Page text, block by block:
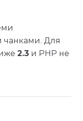
Для
2.3 и PHP не